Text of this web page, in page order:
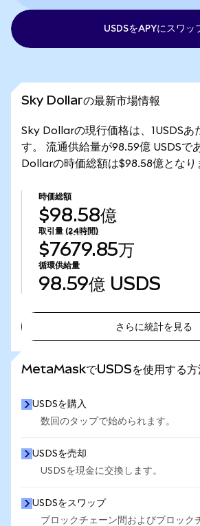
USDSをAPYにスワッ
Sky Dollarの最新市場情報
Sky Dollarの現行価格は、1USDSあ
す。 流通供給量が98.59億 USDSで
Dollarの時価総額は$98.58億となり
時価総額
$98.58億
取引量 (24時間)
$7679.85万
循環供給量
98.59億 USDS
さらに統計を見る
MetaMaskでUSDSを使用する方
USDSを購入
数回のタップで始められます。
USDSを売却
USDSを現金に交換します。
USDSをスワップ
ブロックチェーン間およびブロック